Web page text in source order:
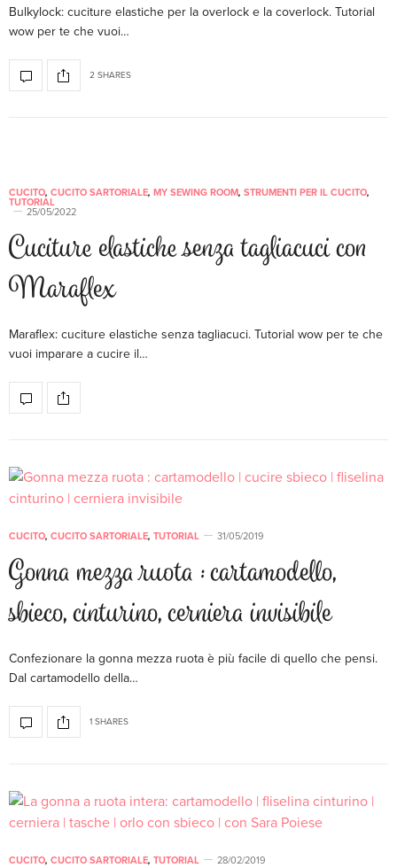
Bulkylock: cuciture elastiche per la overlock e la coverlock. Tutorial
wow per te che vuoi…
2 SHARES
CUCITO, CUCITO SARTORIALE, MY SEWING ROOM, STRUMENTI PER IL CUCITO,
TUTORIAL
25/05/2022
Cuciture elastiche senza tagliacuci con
Maraflex
Maraflex: cuciture elastiche senza tagliacuci. Tutorial wow per te che
vuoi imparare a cucire il…
CUCITO, CUCITO SARTORIALE, TUTORIAL 31/05/2019
Gonna mezza ruota : cartamodello,
sbieco, cinturino, cerniera invisibile
Confezionare la gonna mezza ruota è più facile di quello che pensi.
Dal cartamodello della…
1 SHARES
CUCITO, CUCITO SARTORIALE, TUTORIAL 28/02/2019